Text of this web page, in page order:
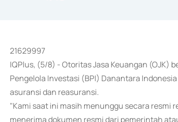
21629997
IQPlus, (5/8) - Otoritas Jasa Keuangan (OJK)
Pengelola Investasi (BPI) Danantara
asuransi dan reasuransi.
"Kami saat ini masih menunggu secara resmi
menerima dokumen resmi dari pemerintah